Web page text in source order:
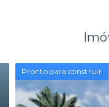
Pronto para construir